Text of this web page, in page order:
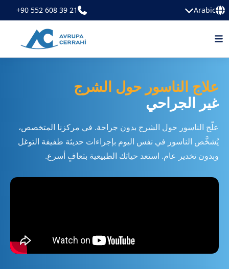
+90 552 608 39 21 Arabic
علاج الناسور حول الشرج
غير الجراحي
علّج الناسور حول الشرج بدون جراحة. في مركزنا المتخصص،
يُشخَّص الناسور في نفس اليوم بإجراءات حديثة طفيفة التوغل
وبدون تخدير عام. استعد حياتك الطبيعية بتعافٍ أسرع.